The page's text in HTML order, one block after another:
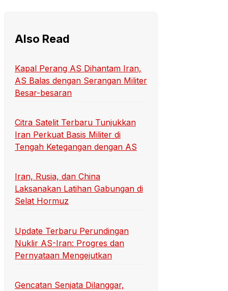
Also Read
Kapal Perang AS Dihantam Iran,
AS Balas dengan Serangan Militer
Besar-besaran
Citra Satelit Terbaru Tunjukkan
Iran Perkuat Basis Militer di
Tengah Ketegangan dengan AS
Iran, Rusia, dan China
Laksanakan Latihan Gabungan di
Selat Hormuz
Update Terbaru Perundingan
Nuklir AS-Iran: Progres dan
Pernyataan Mengejutkan
Gencatan Senjata Dilanggar,